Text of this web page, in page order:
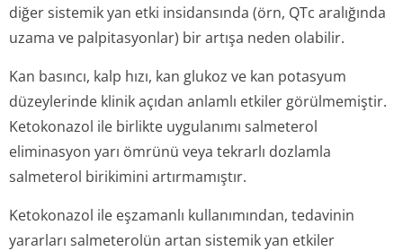
diğer sistemik yan etki insidansında (örn, QTc aralığında
uzama ve palpitasyonlar) bir artışa neden olabilir.
Kan basıncı, kalp hızı, kan glukoz ve kan potasyum
düzeylerinde klinik açıdan anlamlı etkiler görülmemiştir.
Ketokonazol ile birlikte uygulanımı salmeterol
eliminasyon yarı ömrünü veya tekrarlı dozlamla
salmeterol birikimini artırmamıştır.
Ketokonazol ile eşzamanlı kullanımından, tedavinin
yararları salmeterolün artan sistemik yan etkiler